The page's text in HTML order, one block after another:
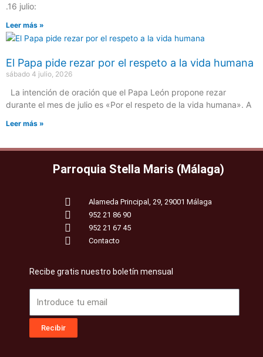
.16 julio:
Leer más »
El Papa pide rezar por el respeto a la vida humana
sábado 4 julio, 2026
La intención de oración que el Papa León propone rezar
durante el mes de julio es «Por el respeto de la vida humana». A
Leer más »
Parroquia Stella Maris (Málaga)
Alameda Principal, 29, 29001 Málaga
952 21 86 90
952 21 67 45
Contacto
Recibe gratis nuestro boletín mensual
Recibir